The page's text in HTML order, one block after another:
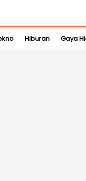
Hiburan Gaya